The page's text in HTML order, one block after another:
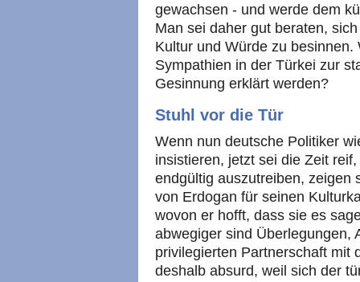
gewachsen - und werde dem
Man sei daher gut beraten,
Kultur und Würde zu
Sympathien in der Türkei zur
Gesinnung erklärt werden?
Stuhl vor die Tür
Wenn nun deutsche Politiker
insistieren, jetzt sei die Zeit
endgültig auszutreiben, zeigen
von Erdogan für seinen
wovon er hofft, dass sie es
abwegiger sind Überlegungen,
privilegierten Partnerschaft mit
deshalb absurd, weil sich der